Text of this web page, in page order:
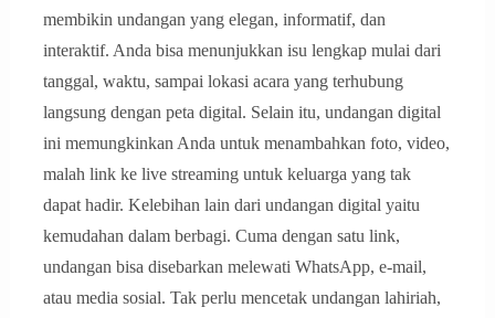
membikin undangan yang elegan, informatif, dan
interaktif. Anda bisa menunjukkan isu lengkap mulai dari
tanggal, waktu, sampai lokasi acara yang terhubung
langsung dengan peta digital. Selain itu, undangan digital
ini memungkinkan Anda untuk menambahkan foto, video,
malah link ke live streaming untuk keluarga yang tak
dapat hadir. Kelebihan lain dari undangan digital yaitu
kemudahan dalam berbagi. Cuma dengan satu link,
undangan bisa disebarkan melewati WhatsApp, e-mail,
atau media sosial. Tak perlu mencetak undangan lahiriah,